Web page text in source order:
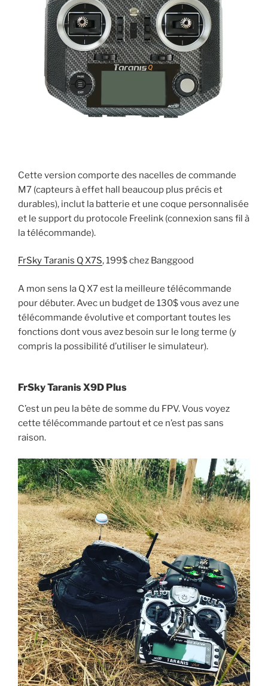
Cette version comporte des nacelles de commande
M7 (capteurs à effet hall beaucoup plus précis et
durables), inclut la batterie et une coque personnalisée
et le support du protocole Freelink (connexion sans fil à
la télécommande).
FrSky Taranis Q X7S, 199$ chez Banggood
A mon sens la Q X7 est la meilleure télécommande
pour débuter. Avec un budget de 130$ vous avez une
télécommande évolutive et comportant toutes les
fonctions dont vous avez besoin sur le long terme (y
compris la possibilité d’utiliser le simulateur).
FrSky Taranis X9D Plus
C’est un peu la bête de somme du FPV. Vous voyez
cette télécommande partout et ce n’est pas sans
raison.